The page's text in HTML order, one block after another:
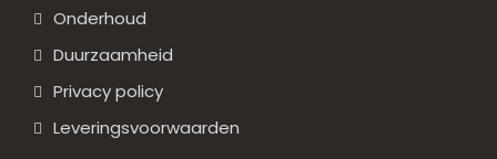
Onderhoud
Duurzaamheid
Privacy policy
Leveringsvoorwaarden